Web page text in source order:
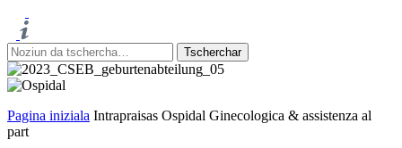
Pagina iniziala Intrapraisas Ospidal Ginecologica & assistenza al
part